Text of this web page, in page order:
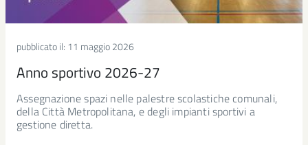
pubblicato il: 11 maggio 2026
Anno sportivo 2026-27
Assegnazione spazi nelle palestre scolastiche comunali,
della Città Metropolitana, e degli impianti sportivi a
gestione diretta.